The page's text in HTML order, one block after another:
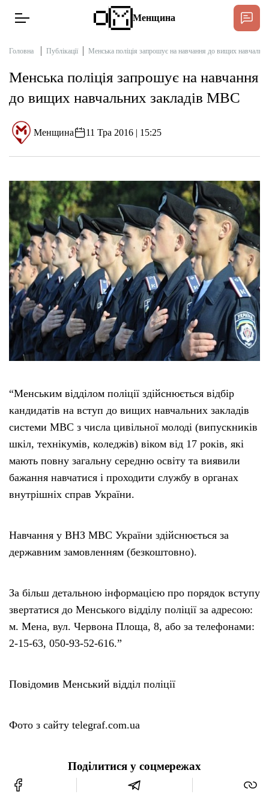
Новини
Інтерв’ю
Публікації
Про нас
Бюджет
Тендери
Довідник
Контакти
Рекламні прайси
Підтримати «місцевих»
Редакційна політика
Етичний кодекс
Підтримати
Менщина
Головна Публікації Менська поліція запрошує на навчання до вищих
Менська поліція запрошує на навчання
до вищих навчальних закладів МВС
Менщина 11 Тра 2016 | 15:25
“Менським відділом поліції здійснюється відбір
кандидатів на вступ до вищих навчальних закладів
системи МВС з числа цивільної молоді (випускників
шкіл, технікумів, коледжів) віком від 17 років, які
мають повну загальну середню освіту та виявили
бажання навчатися і проходити службу в органах
внутрішніх справ України.
Навчання у ВНЗ МВС України здійснюється за
державним замовленням (безкоштовно).
За більш детальною інформацією про порядок вступу
звертатися до Менського відділу поліції за адресою:
м. Мена, вул. Червона Площа, 8, або за телефонами:
2-15-63, 050-93-52-616.”
Повідомив Менський відділ поліції
Фото з сайту telegraf.com.ua
Поділитися у соцмережах